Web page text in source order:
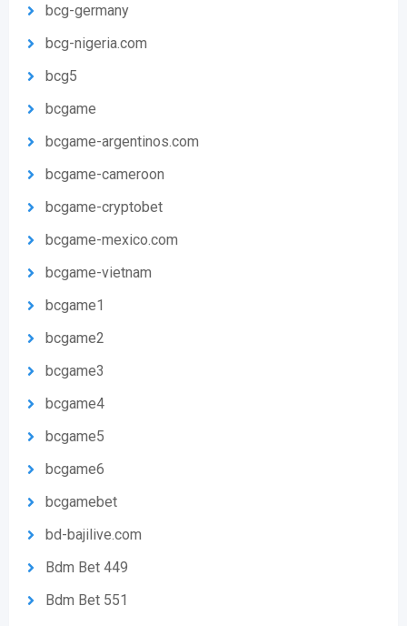
bcg-germany
bcg-nigeria.com
bcg5
bcgame
bcgame-argentinos.com
bcgame-cameroon
bcgame-cryptobet
bcgame-mexico.com
bcgame-vietnam
bcgame1
bcgame2
bcgame3
bcgame4
bcgame5
bcgame6
bcgamebet
bd-bajilive.com
Bdm Bet 449
Bdm Bet 551